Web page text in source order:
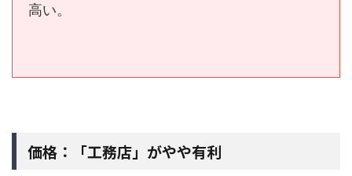
高い。
価格：「工務店」がやや有利